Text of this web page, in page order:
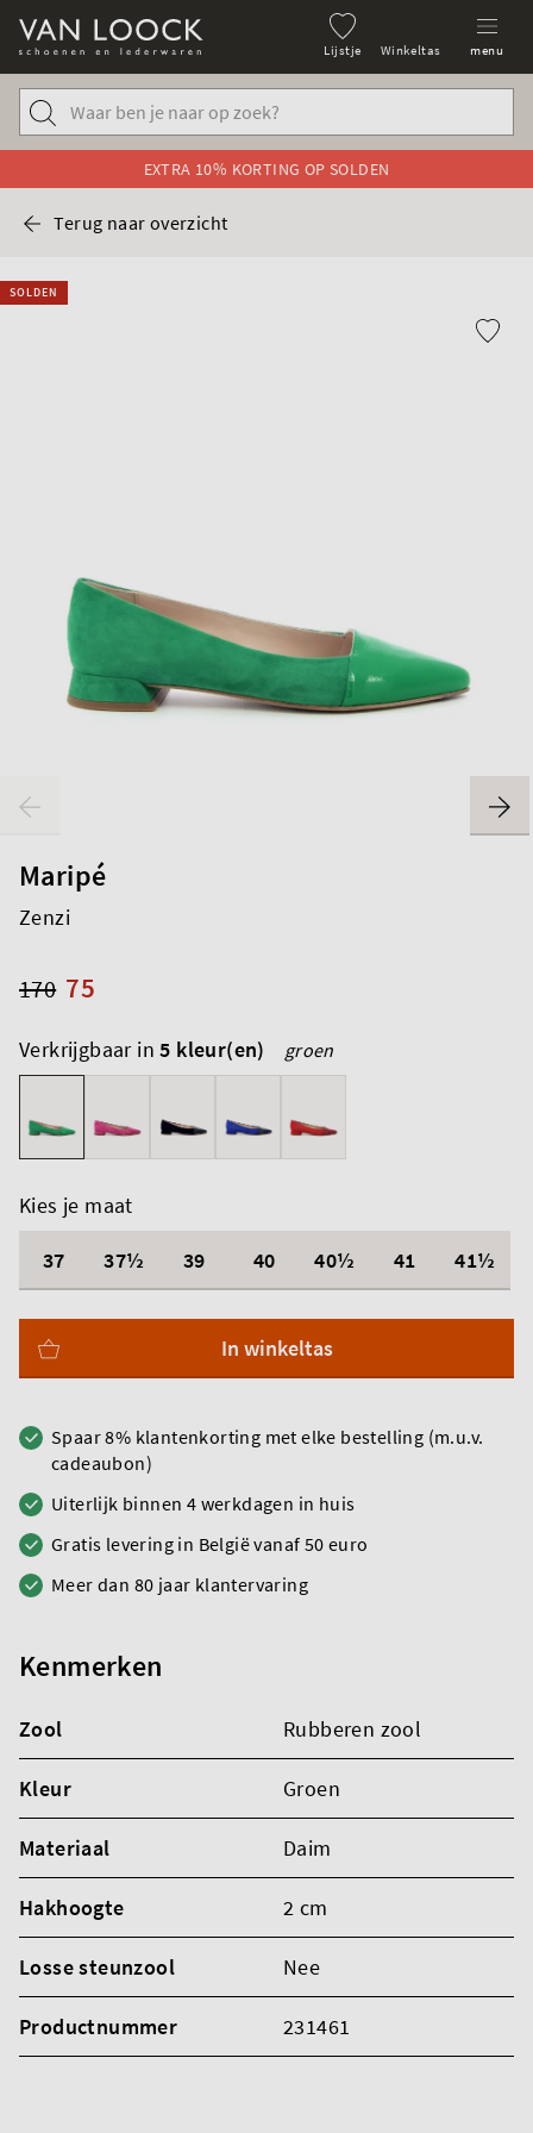
Lijstje Winkeltas menu
EXTRA 10% KORTING OP SOLDEN
Terug naar overzicht
SOLDEN
Maripé
Zenzi
75
170
Verkrijgbaar in5 kleur(en) groen
Kies je maat
37
37½ 39 40 40½ 41 41½
In winkeltas
Spaar 8% klantenkorting met elke bestelling (m.u.v.
cadeaubon)
Uiterlijk binnen 4 werkdagen in huis
Gratis levering in België vanaf 50 euro
Meer dan 80 jaar klantervaring
Kenmerken
Zool Rubberen zool
Kleur Groen
Materiaal Daim
Hakhoogte 2 cm
Losse steunzool Nee
Productnummer 231461